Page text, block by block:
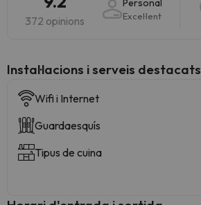
372 opinions
Personal
Excel·lent
Instal·lacions i serveis destacats
Wifi i Internet
Guardaesquís
Tipus de cuina